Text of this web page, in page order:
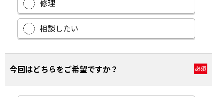
修理
相談したい
今回はどちらをご希望ですか？ 必須